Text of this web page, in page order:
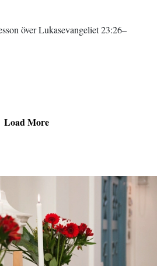
över Lukasevangeliet 23:26–
3 april 2026.
på roseniuskyrkan.se eller
Load More